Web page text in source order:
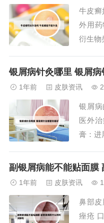
年。在
积...
牛皮癣
外用
衍生物
擦剂，
吡美莫
好的药
银屑病针灸哪里 银屑
1年前 皮肤资讯
银屑
医外
膏：进
期和
灸刺激
对银屑
副银屑病能不能贴面膜
1年前 皮肤资讯
鼻部
痤疮